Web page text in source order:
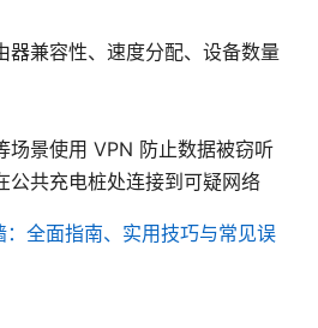
器兼容性、速度分配、设备数量
场景使用 VPN 防止数据被窃听
公共充电桩处连接到可疑网络
：全面指南、实用技巧与常见误